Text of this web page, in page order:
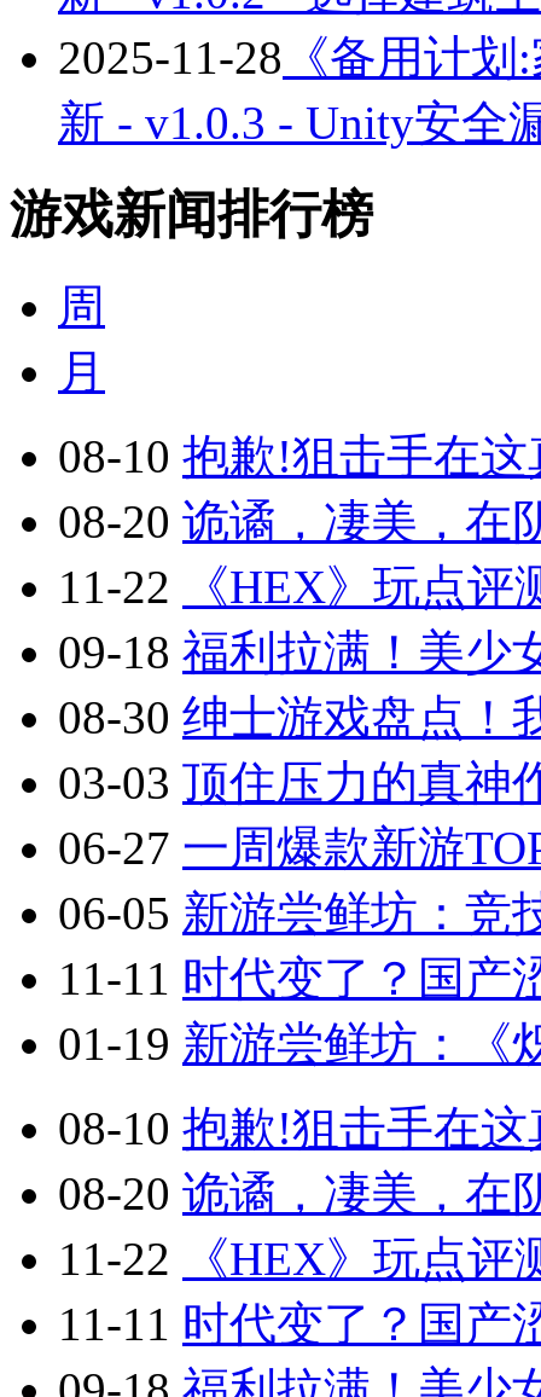
2025-11-28 《备用计
新 - v1.0.3 - Unity安全
游戏新闻排行榜
周
月
08-10 抱歉!狙击手在
08-20 诡谲，凄美，在
11-22
《HEX》玩点
09-18 福利拉满！美少
08-30 绅士游戏盘点！
03-03 顶住压力的真神
06-27 一周爆款新游
06-05 新游尝鲜坊：竞
11-11 时代变了？国产
01-19 新游尝鲜坊：《
08-10 抱歉!狙击手在
08-20 诡谲，凄美，在
11-22
《HEX》玩点
11-11 时代变了？国产